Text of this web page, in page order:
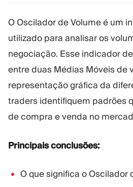
O Oscilador de Volume é um
utilizado para analisar os
negociação. Esse indicador
entre duas Médias Móveis de
representação gráfica da
traders identifiquem padrões
de compra e venda no
Principais conclusões:
O que significa o Oscilador
RECURSOS
Guia de marketing
Blog
Glossário
Tutoriais em vídeo
Calculadora de lucro
Plano de negócios
MAIS